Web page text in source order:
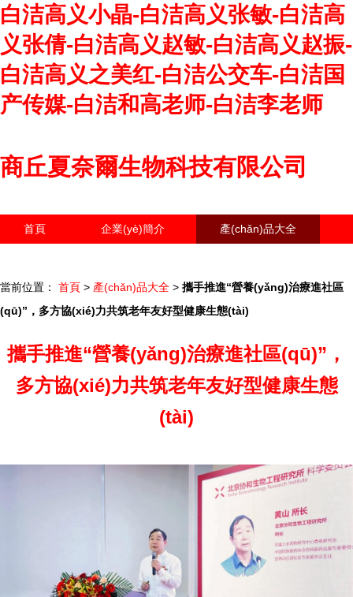
白洁高义小晶-白洁高义张敏-白洁高
义张倩-白洁高义赵敏-白洁高义赵振-
白洁高义之美红-白洁公交车-白洁国
产传媒-白洁和高老师-白洁李老师
商丘夏奈爾生物科技有限公司
首頁 企業(yè)簡介 產(chǎn)品大全
當前位置： 首頁 > 產(chǎn)品大全 > 攜手推進“營養(yǎng)治療進社區
(qū)”，多方協(xié)力共筑老年友好型健康生態(tài)
攜手推進“營養(yǎng)治療進社區(qū)”，
多方協(xié)力共筑老年友好型健康生態
(tài)